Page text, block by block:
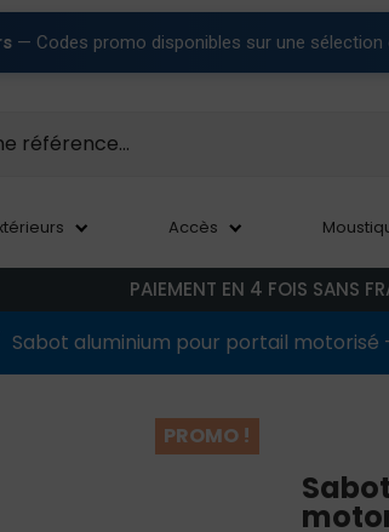
— Codes promo disponibles sur une sélection
Accès
PAIEMENT EN 4 FOIS SANS
Sabot aluminium pour portail motorisé
PROMO !